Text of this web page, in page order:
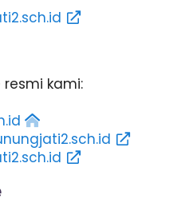
kami: